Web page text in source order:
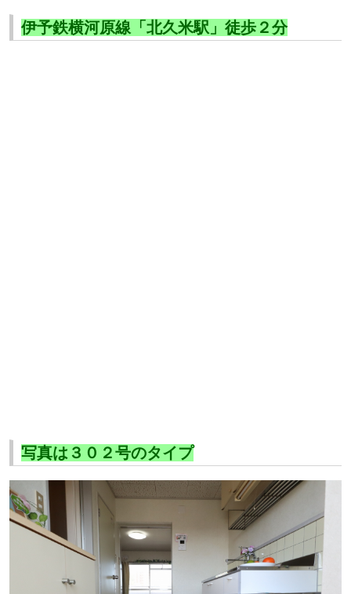
伊予鉄横河原線「北久米駅」徒歩２分
写真は３０２号のタイプ